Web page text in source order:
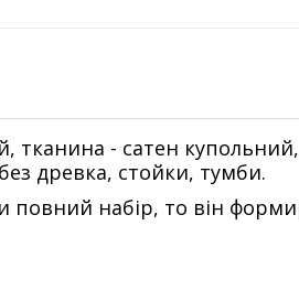
тканина - сатен
древка, стойки, тумби.
набір, то він